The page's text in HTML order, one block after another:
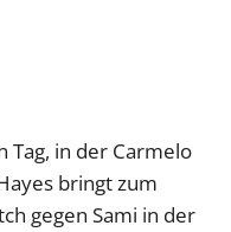
Tag, in der Carmelo
bringt zum
gegen Sami in der